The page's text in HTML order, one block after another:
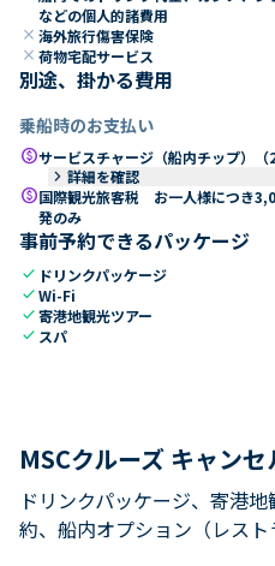
などの個人的諸費用
close 海外旅行傷害保険
close 荷物宅配サービス
別途、掛かる費用
乗船時のお支払い
paidサービスチャージ（船内チップ）（
keyboard_arrow_right 詳細を確認
paid国際観光旅客税 お一人様につき
発のみ
事前予約できるパッケージ
check ドリンクパッケージ
checkWi-Fi
check寄港地観光ツアー
check スパ
MSCクルーズ キャン
ドリンクパッケージ、寄港
約、船内オプション（レスト